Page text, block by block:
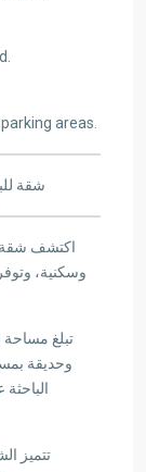
areas.
شقة للبيع في
اكتشف شقة
وسكنية،
تتميز